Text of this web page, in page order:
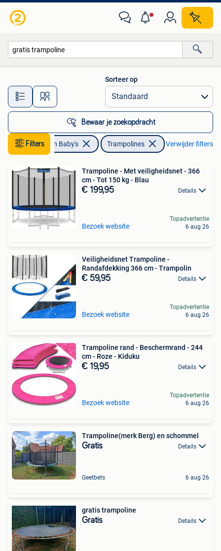
Alle afstanden…
Sorteer op
Bewaar je zoekopdracht
Filters
Kinderen en Baby's Trampolines Verwijder filters
Trampoline - Met veiligheidsnet - 366
cm - Tot 150 kg - Blau
€ 199,95 Details
Bezoek website
Topadvertentie
6 aug 26
Veiligheidsnet Trampoline -
Randafdekking 366 cm - Trampolin
€ 59,95 Details
Bezoek website
Topadvertentie
6 aug 26
Trampoline rand - Beschermrand - 244
cm - Roze - Kiduku
€ 19,95 Details
Bezoek website
Topadvertentie
6 aug 26
Trampoline(merk Berg) en schommel
Gratis Details
Geetbets 6 aug 26
gratis trampoline
Gratis Details